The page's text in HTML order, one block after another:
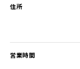
住所
営業時間